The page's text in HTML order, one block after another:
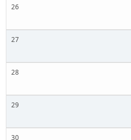
26
27
28
29
30